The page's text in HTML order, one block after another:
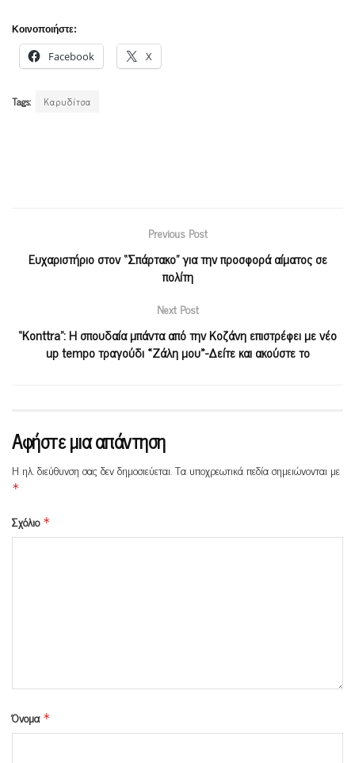
Κοινοποιήστε:
Facebook X
Tags: Καρυδίτσα
Previous Post
Ευχαριστήριο στον “Σπάρτακο” για την προσφορά αίματος σε
πολίτη
Next Post
“Konttra”: Η σπουδαία μπάντα από την Κοζάνη επιστρέφει με νέο
up tempo τραγούδι «Ζάλη μου»-Δείτε και ακούστε το
Αφήστε μια απάντηση
Η ηλ. διεύθυνση σας δεν δημοσιεύεται.Τα υποχρεωτικά πεδία σημειώνονται με
*
Σχόλιο *
Όνομα *